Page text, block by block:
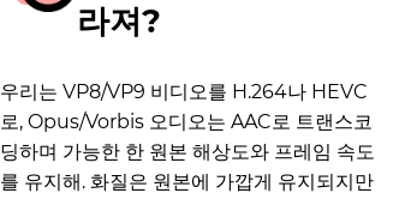
라져?
우리는 VP8/VP9 비디오를 H.264나 HEVC
로, Opus/Vorbis 오디오는 AAC로 트랜스코
딩하며 가능한 한 원본 해상도와 프레임 속도
를 유지해. 화질은 원본에 가깝게 유지되지만